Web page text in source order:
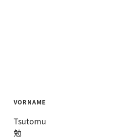
VORNAME
Tsutomu
勉